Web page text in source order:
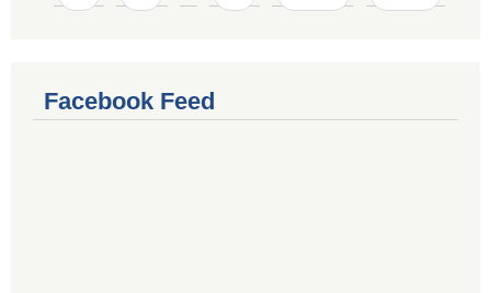
Facebook Feed